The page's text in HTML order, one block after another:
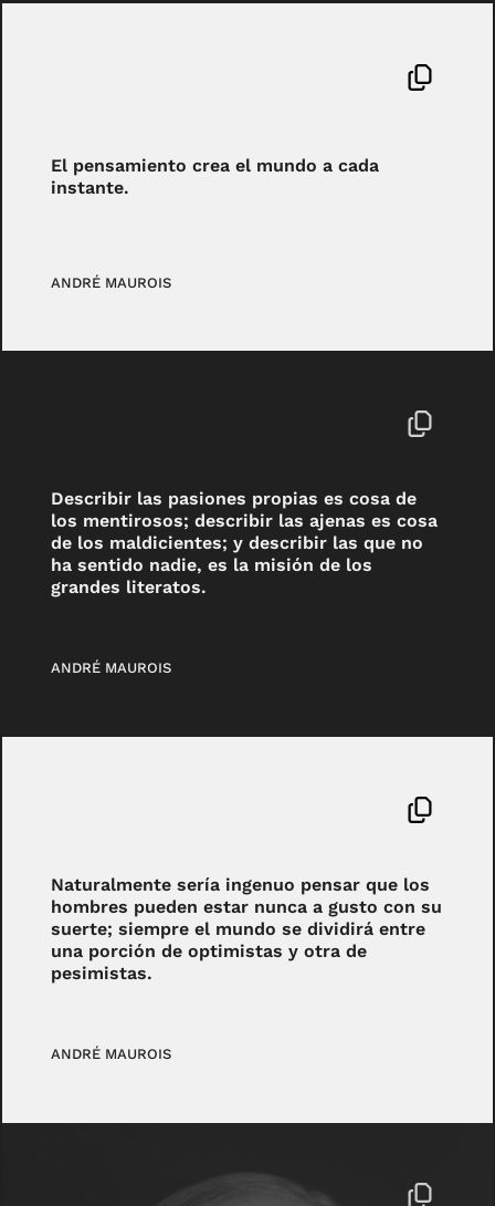
El pensamiento crea el mundo a cada
instante.
ANDRÉ MAUROIS
Describir las pasiones propias es cosa de
los mentirosos; describir las ajenas es cosa
de los maldicientes; y describir las que no
ha sentido nadie, es la misión de los
grandes literatos.
ANDRÉ MAUROIS
Naturalmente sería ingenuo pensar que los
hombres pueden estar nunca a gusto con su
suerte; siempre el mundo se dividirá entre
una porción de optimistas y otra de
pesimistas.
ANDRÉ MAUROIS